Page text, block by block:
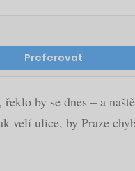
Preferovat
by se dnes – a
velí ulice, by Praze